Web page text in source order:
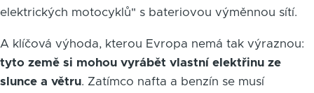
elektrických motocyklů" s bateriovou výměnnou sítí.
A klíčová výhoda, kterou Evropa nemá tak výraznou:
tyto země si mohou vyrábět vlastní elektřinu ze
slunce a větru. Zatímco nafta a benzín se musí